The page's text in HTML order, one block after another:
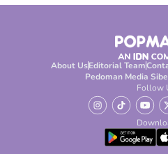
About UsEditorial Team
Pedoman Media
Follow